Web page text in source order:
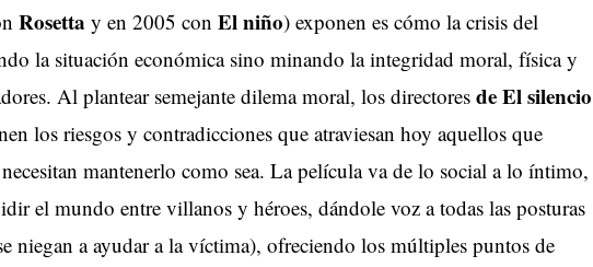
Rosetta y en 2005 con El niño) exponen es cómo la crisis del
la situación económica sino minando la integridad moral, física y
Al plantear semejante dilema moral, los directoresde El silencio
los riesgos y contradicciones que atraviesan hoy aquellos que
mantenerlo como sea. La película va de lo social a lo íntimo,
el mundo entre villanos y héroes, dándole voz a todas las posturas
niegan a ayudar a la víctima), ofreciendo los múltiples puntos de